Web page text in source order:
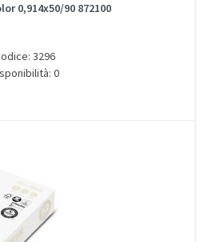
0,914x50/90 872100
3296
0